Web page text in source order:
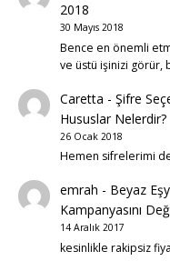
2018
30 Mayıs 2018
Bence en önemli
ve üstü işinizi görür,
Caretta - Şifre
Hususlar Nelerdir?
26 Ocak 2018
Hemen sifrelerimi
emrah - Beyaz
Kampanyasını
14 Aralık 2017
kesinlikle rakipsiz